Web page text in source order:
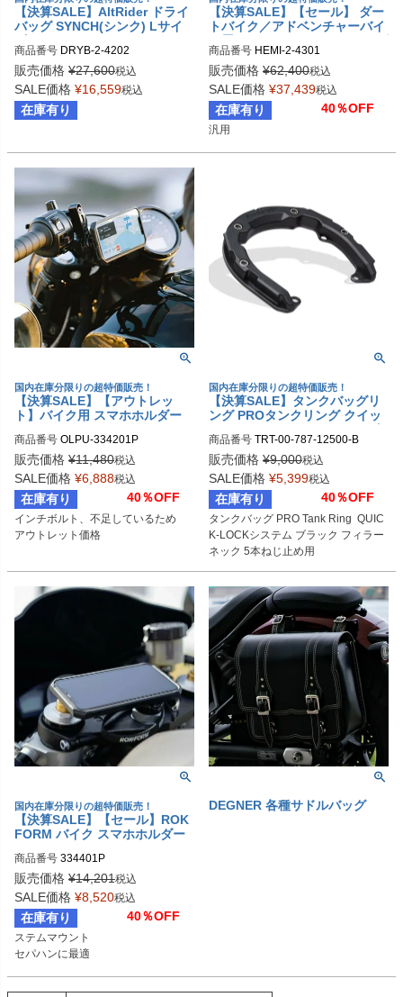
【決算SALE】AltRider ドライ
バッグ SYNCH(シンク) Lサイ
ズ 38リッター
商品番号 DRYB-2-4202
販売価格 ¥27,600税込
SALE価格 ¥16,559税込
在庫有り
【決算SALE】【セール】 ダー
トバイク／アドベンチャーバイ
ク用 ヘミスフィアサドルバッグ
40L AltRider(アルトライダー)
商品番号 HEMI-2-4301
販売価格 ¥62,400税込
SALE価格 ¥37,439税込
在庫有り 40％OFF
汎用
国内在庫分限りの超特価販売！
【決算SALE】【アウトレッ
ト】バイク用 スマホホルダー
ブラック ロックフォーム
商品番号 OLPU-334201P
販売価格 ¥11,480税込
SALE価格 ¥6,888税込
在庫有り 40％OFF
インチボルト、不足しているため
アウトレット価格
国内在庫分限りの超特価販売！
【決算SALE】タンクバッグリ
ング PROタンクリング クイッ
キ 5本ねじ止め用SW-MOTECH
商品番号 TRT-00-787-12500-B
TRT.00.787.12500/B
販売価格 ¥9,000税込
SALE価格 ¥5,399税込
在庫有り 40％OFF
タンクバッグ PRO Tank Ring  QUIC
K-LOCKシステム ブラック フィラー
ネック 5本ねじ止め用
国内在庫分限りの超特価販売！
【決算SALE】【セール】ROK
FORM バイク スマホホルダー
商品番号 334401P
販売価格 ¥14,201税込
SALE価格 ¥8,520税込
在庫有り 40％OFF
ステムマウント
セパハンに最適
DEGNER 各種サドルバッグ